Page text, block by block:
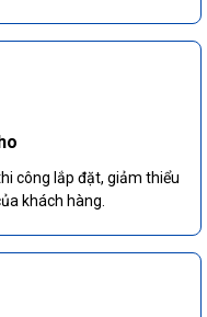
công lắp đặt, giảm thiểu
khách hàng.